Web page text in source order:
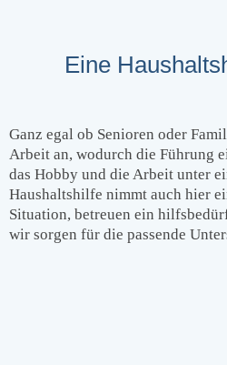
Eine
Ganz egal ob Senioren oder
Arbeit an, wodurch die Führung
das Hobby und die Arbeit unter
Haushaltshilfe nimmt auch hier
Situation, betreuen ein
wir sorgen für die passende